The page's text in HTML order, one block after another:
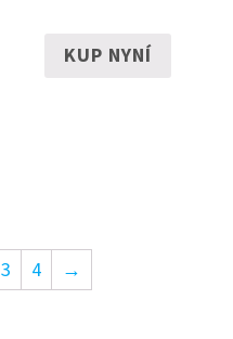
KUP NYNÍ
3 4 →